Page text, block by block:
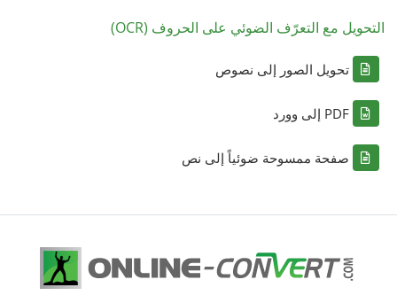
التحويل مع التعرّف الضوئي على الحروف (OCR)
تحويل الصور إلى نصوص
PDF إلى وورد
صفحة ممسوحة ضوئياً إلى نص